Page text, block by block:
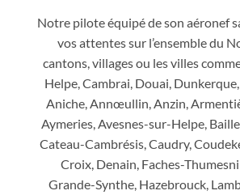
Notre pilote équipé de son aéronef
vos attentes sur l’ensemble du
cantons, villages ou les villes
Helpe, Cambrai, Douai,
Aniche, Annœullin, Anzin,
Aymeries, Avesnes-sur-Helpe,
Cateau-Cambrésis, Caudry,
Croix, Denain, Faches-
Grande-Synthe, Hazebrouck,